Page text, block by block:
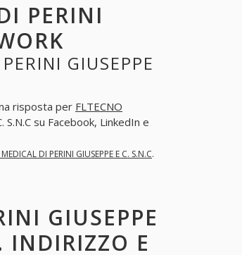
PERINI
GIUSEPPE
risposta per FLTECNO
S.N.C su Facebook, LinkedIn e
DI PERINI GIUSEPPE E C. S.N.C.
GIUSEPPE
INDIRIZZO E